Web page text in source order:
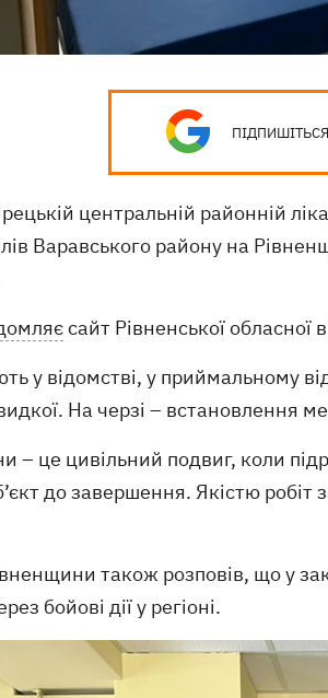
ПІДПИШІТЬСЯ
центральній районній
Варавського району на
сайт Рівненської обласної
у відомстві, у приймальному
На черзі – встановлення
– це цивільний подвиг, коли
до завершення. Якістю робіт
також розповів, що у
бойові дії у регіоні.